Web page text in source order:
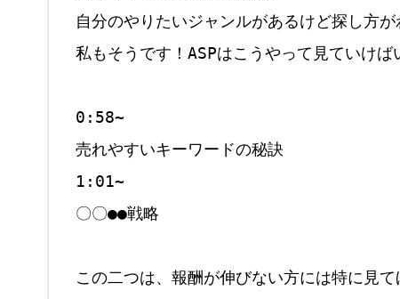
自分のやりたいジャンルがあるけど探し方が
私もそうです！ASPはこうやって見ていけば
0:58~
売れやすいキーワードの秘訣
1:01~
〇〇●●戦略
この二つは、報酬が伸びない方には特に見て